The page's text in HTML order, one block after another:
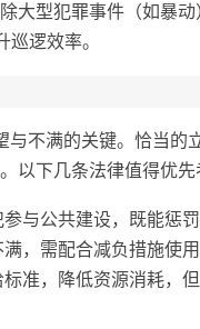
大型犯罪事件（如暴动
巡逻效率。
与不满的关键。恰当的
以下几条法律值得优先
参与公共建设，既能惩
，需配合减负措施使用
标准，降低资源消耗，